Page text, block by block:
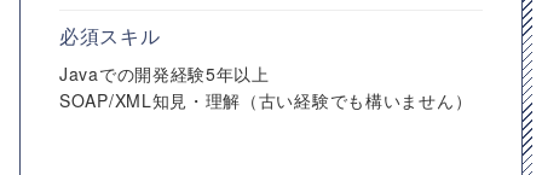
必須スキル
Javaでの開発経験5年以上
SOAP/XML知見・理解（古い経験でも構いません）